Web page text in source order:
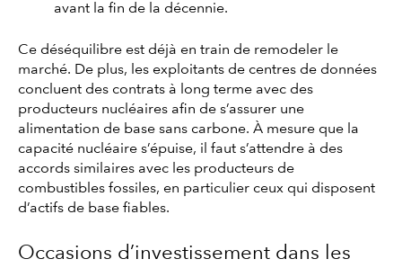
avant la fin de la décennie.
Ce déséquilibre est déjà en train de remodeler le
marché. De plus, les exploitants de centres de données
concluent des contrats à long terme avec des
producteurs nucléaires afin de s’assurer une
alimentation de base sans carbone. À mesure que la
capacité nucléaire s’épuise, il faut s’attendre à des
accords similaires avec les producteurs de
combustibles fossiles, en particulier ceux qui disposent
d’actifs de base fiables.
Occasions d’investissement dans les